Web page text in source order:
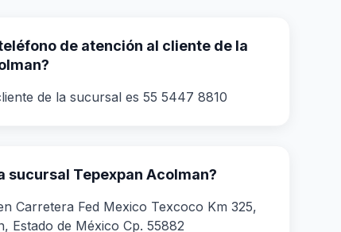
de atención al cliente de la
de la sucursal es 55 5447 8810
sucursal Tepexpan Acolman?
Carretera Fed Mexico Texcoco Km 325,
Estado de México Cp. 55882